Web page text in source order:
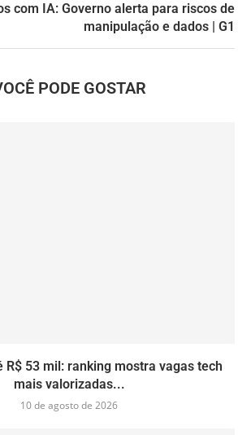
com IA: Governo alerta para riscos de
manipulação e dados | G1
PODE GOSTAR
R$ 53 mil: ranking mostra vagas tech
mais valorizadas...
10 de agosto de 2026